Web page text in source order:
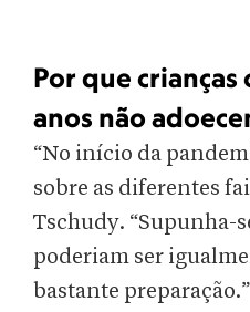
Por que crianças
anos não
“No início da
sobre as diferentes
Tschudy. “Supunha-
poderiam ser
bastante